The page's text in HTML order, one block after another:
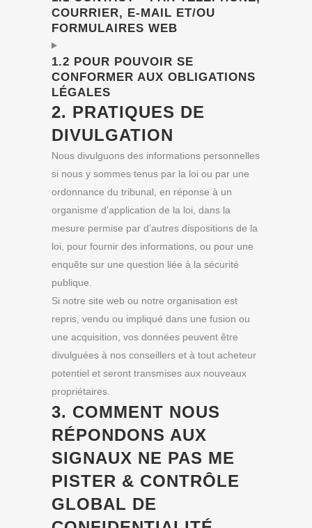
COURRIER, E-MAIL ET/OU
FORMULAIRES WEB
1.2 POUR POUVOIR SE
CONFORMER AUX OBLIGATIONS
LÉGALES
2. PRATIQUES DE
DIVULGATION
Nous divulguons des informations personnelles
si nous y sommes tenus par la loi ou par une
ordonnance du tribunal, en réponse à un
organisme d’application de la loi, dans la
mesure permise par d’autres dispositions de la
loi, pour fournir des informations, ou pour une
enquête sur une question liée à la sécurité
publique.
Si notre site web ou notre organisation est
repris, vendu ou impliqué dans une fusion ou
une acquisition, vos données peuvent être
divulguées à nos conseillers et à tout acheteur
potentiel et seront transmises aux nouveaux
propriétaires.
3. COMMENT NOUS
RÉPONDONS AUX
SIGNAUX NE PAS ME
PISTER & CONTRÔLE
GLOBAL DE